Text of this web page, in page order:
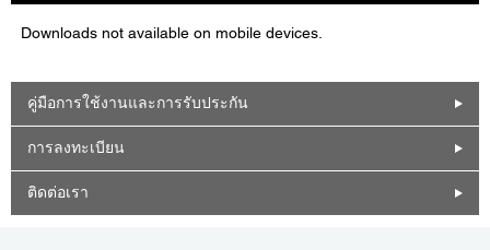
Downloads not available on mobile devices.
คู่มือการใช้งานและการรับประกัน
การลงทะเบียน
ติดต่อเรา